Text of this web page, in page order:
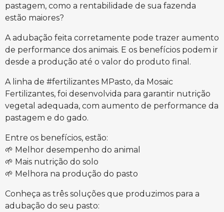
pastagem, como a rentabilidade de sua fazenda
estão maiores?
A adubação feita corretamente pode trazer aumento
de performance dos animais. E os benefícios podem ir
desde a produção até o valor do produto final.
A linha de #fertilizantes MPasto, da Mosaic
Fertilizantes, foi desenvolvida para garantir nutrição
vegetal adequada, com aumento de performance da
pastagem e do gado.
Entre os benefícios, estão:
🌱 Melhor desempenho do animal
🌱 Mais nutrição do solo
🌱 Melhora na produção do pasto
Conheça as três soluções que produzimos para a
adubação do seu pasto: